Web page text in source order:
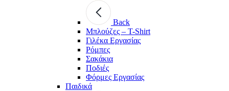
Back
Μπλούζες – T-Shirt
Γιλέκα Εργασίας
Ρόμπες
Σακάκια
Ποδιές
Φόρμες Εργασίας
Παιδικά